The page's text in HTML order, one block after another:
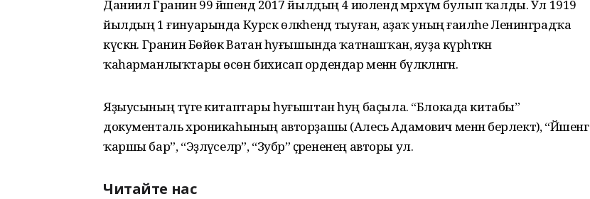
Даниил Гранин 99 йәшендә 2017 йылдың 4 июлендә мәрхүм булып ҡалды. Ул 1919
йылдың 1 ғинуарында Курск өлкәһендә тыуған, аҙаҡ уның ғаиләһе Ленинградҡа
күскән. Гранин Бөйөк Ватан һуғышында ҡатнашҡан, яуҙа күрһәткән
ҡаһарманлыҡтары өсөн бихисап ордендар менән бүләкләнгән.
Яҙыусының тәүге китаптары һуғыштан һуң баҫыла. “Блокада китабы”
документаль хроникаһының авторҙашы (Алесь Адамович менән берлектә), “Йәшенгә
ҡаршы бар”, “Эҙләүселәр”, “Зубр” әҫәрененең авторы ул.
Читайте нас